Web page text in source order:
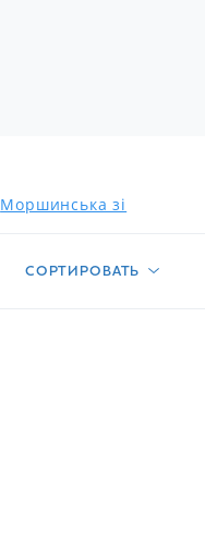
Моршинська зі
СОРТИРОВАТЬ